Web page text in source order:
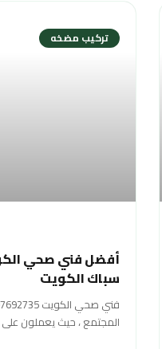
تركيب مضخه
سباك الكويت
المجتمع ، حيث يعملون على